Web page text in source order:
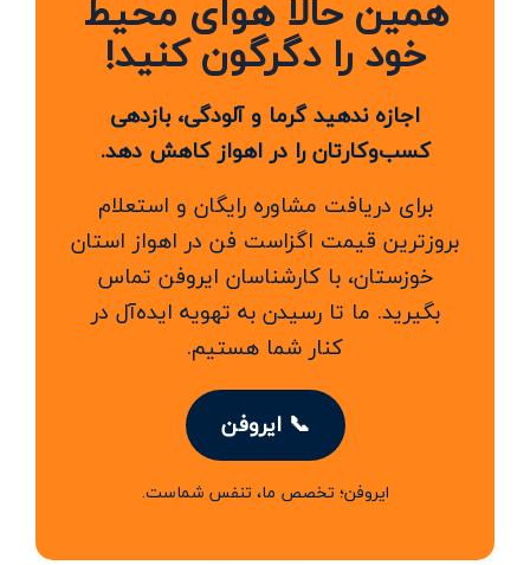
خود را دگرگون کنید!
اجازه ندهید گرما و آلودگی، بازدهی
کسب‌وکارتان را در اهواز کاهش دهد.
برای دریافت مشاوره رایگان و استعلام
بروزترین قیمت اگزاست فن در اهواز استان
خوزستان، با کارشناسان ایروفن تماس
بگیرید. ما تا رسیدن به تهویه ایده‌آل در
کنار شما هستیم.
📞 ایروفن
ایروفن؛ تخصص ما، تنفس شماست.